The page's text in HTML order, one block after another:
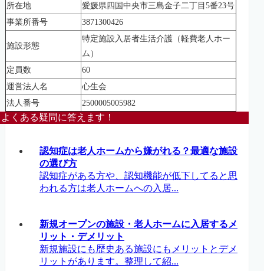
所在地
愛媛県四国中央市三島金子二丁目5番23号
事業所番号
3871300426
施設形態
特定施設入居者生活介護（軽費老人ホー
ム）
定員数
60
運営法人名
心生会
法人番号
2500005005982
よくある疑問に答えます！
認知症は老人ホームから嫌がれる？最適な施設
の選び方
認知症がある方や、認知機能が低下してると思
われる方は老人ホームへの入居...
新規オープンの施設・老人ホームに入居するメ
リット・デメリット
新規施設にも歴史ある施設にもメリットとデメ
リットがあります。整理して紹...